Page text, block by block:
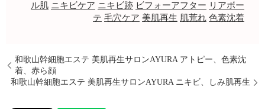
ル肌 ニキビケア ニキビ跡 ビフォーアフター リアボー
テ 毛穴ケア 美肌再生 肌荒れ 色素沈着
和歌山幹細胞エステ 美肌再生サロンAYURA アトピー、色素沈
着、赤ら顔
和歌山幹細胞エステ 美肌再生サロンAYURA ニキビ、しみ肌再生